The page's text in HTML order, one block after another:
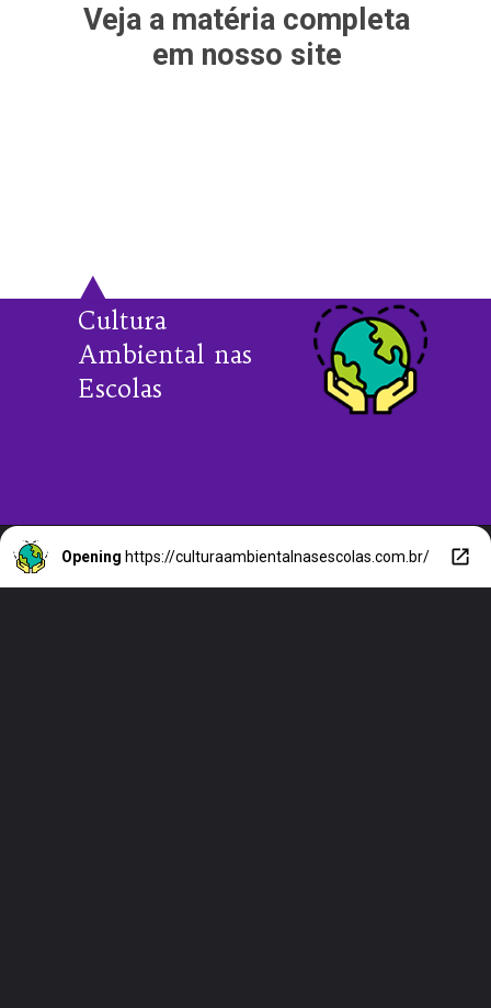
Cultura
Ambiental nas
Escolas
Veja a matéria completa
em nosso site
Opening https://culturaambientalnasescolas.com.br/